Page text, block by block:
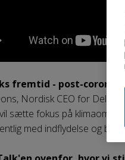
fremtid - post-corona
Nordisk CEO for
sætte fokus på
med indflydelse og